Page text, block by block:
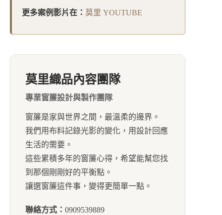
更多案例影片在： 莫里 YOUTUBE
莫里織品內容團隊
專業窗簾設計與製作團隊
窗簾是家與世界之間，最溫柔的邊界。
我們用布料記錄光影的變化，用設計回應
生活的需要。
這些累積多年的窗簾心得，希望能幫您找
到那個剛剛好的平衡點。
讓選窗簾這件事，變得更簡單一點。
聯絡方式： 0909539889